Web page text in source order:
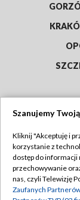
Abonament
Emisja w TVP
Szanujemy
Kliknij "Akceptuję i
korzystanie z
dostęp do informacji
przechowywanie
nas, czyli Telewizję
Zaufanych